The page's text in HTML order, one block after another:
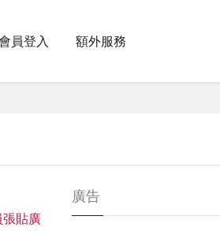
員登入 額外服務
張貼廣
廣告